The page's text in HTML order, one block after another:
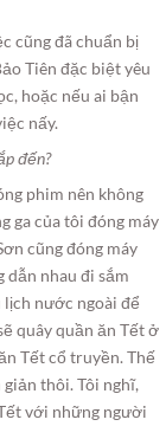
cũng đã chuẩn bị
Tiên đặc biệt yêu
hoặc nếu ai bận
nấy.
đến?
phim nên không
ga của tôi đóng máy
cũng đóng máy
dẫn nhau đi sắm
lịch nước ngoài để
quây quần ăn Tết ở
Tết cổ truyền. Thế
thôi. Tôi nghĩ,
với những người